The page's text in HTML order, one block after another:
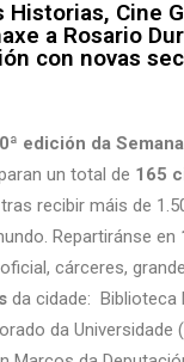
Cine
a Rosario
con novas
edición da
un total de 165
recibir máis de
Repartiránse en
cárceres,
da cidade: Biblioteca
da Universidade